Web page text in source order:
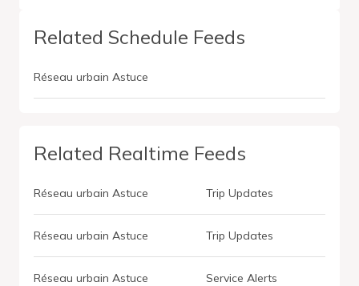
Related Schedule Feeds
Réseau urbain Astuce
Related Realtime Feeds
Réseau urbain Astuce Trip Updates
Réseau urbain Astuce Trip Updates
Réseau urbain Astuce Service Alerts